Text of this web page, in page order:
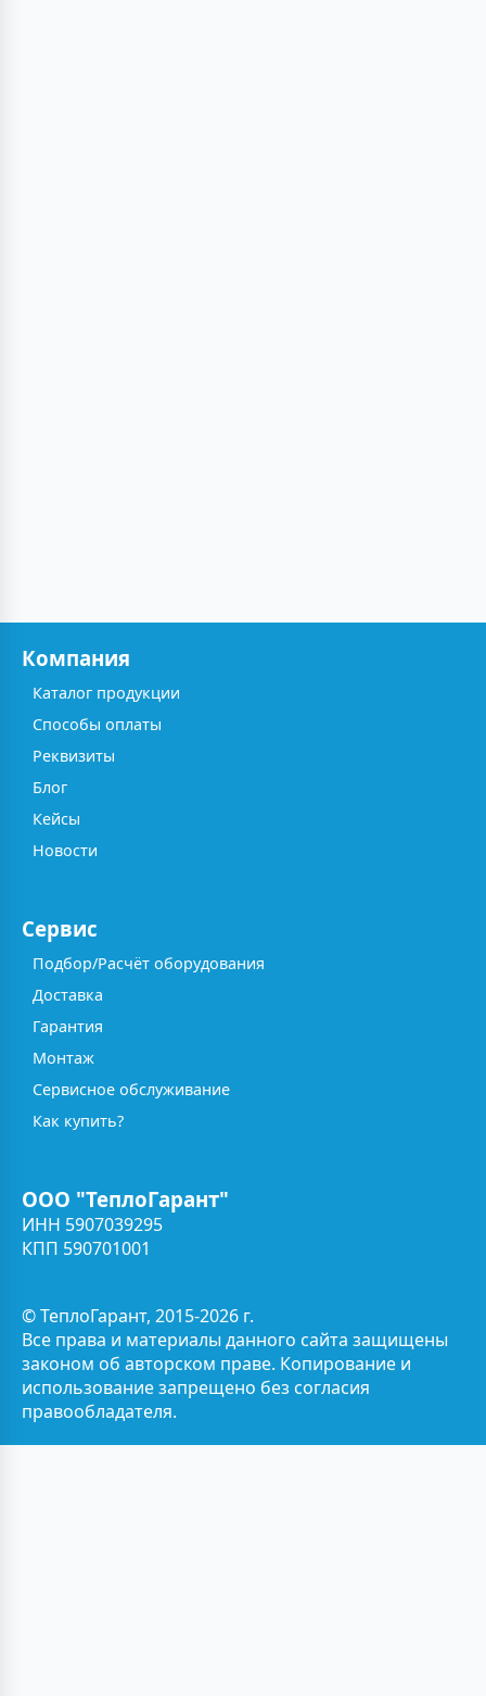
Компания
Каталог продукции
Способы оплаты
Реквизиты
Блог
Кейсы
Новости
Сервис
Подбор/Расчёт оборудования
Доставка
Гарантия
Монтаж
Сервисное обслуживание
Как купить?
ООО "ТеплоГарант"
ИНН 5907039295
КПП 590701001
© ТеплоГарант, 2015-2026 г.
Все права и материалы данного сайта защищены
законом об авторском праве. Копирование и
использование запрещено без согласия
правообладателя.